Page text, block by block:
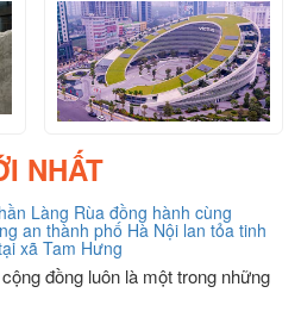
NHẤT
Làng Rùa đồng hành cùng
an thành phố Hà Nội lan tỏa tinh
xã Tam Hưng
đồng luôn là một trong những